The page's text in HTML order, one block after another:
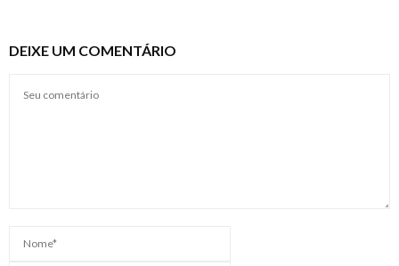
DEIXE UM COMENTÁRIO